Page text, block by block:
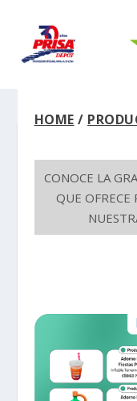
HOME /
CONOCE LA
QUE